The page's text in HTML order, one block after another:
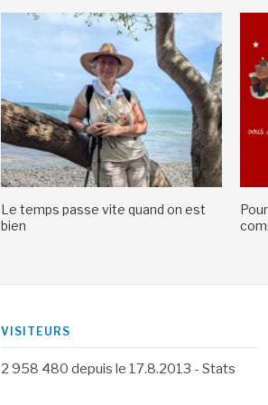
Le temps passe vite quand on est
bien
VISITEURS
2 958 480 depuis le 17.8.2013 - Stats